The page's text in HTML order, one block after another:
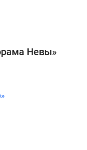
Невы»